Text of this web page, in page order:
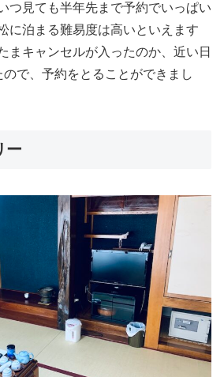
つ見ても半年先まで予約でいっぱい
に泊まる難易度は高いといえます
まキャンセルが入ったのか、近い日
で、予約をとることができまし
ー